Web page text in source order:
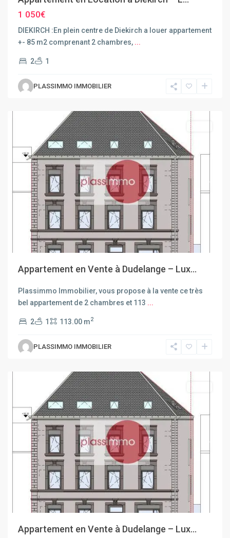
1 050€
DIEKIRCH :En plein centre de Diekirch a louer appartement
+- 85 m2 comprenant 2 chambres, ...
2 1
PLASSIMMO IMMOBILIER
Previous
Appartement en Vente à Dudelange – Lux...
Plassimmo Immobilier, vous propose à la vente ce très
bel appartement de 2 chambres et 113 ...
2 1 113.00 m2
PLASSIMMO IMMOBILIER
Previous
Appartement en Vente à Dudelange – Lux...